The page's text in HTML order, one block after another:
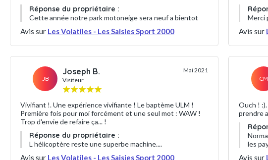
Réponse du propriétaire :
Cette année notre park motoneige sera neuf a bientot
Avis sur Les Volatiles - Les Saisies Sport 2000
JB
Joseph B.
Visiteur
Mai 2021
Vivifiant !. Une expérience vivifiante ! Le baptème ULM !
Première fois pour moi forcément et une seul mot : WAW !
Trop d'envie de refaire ça... !
Réponse du propriétaire :
L hélicoptère reste une superbe machine....
Avis sur Les Volatiles - Les Saisies Sport 2000
Merci
Avis sur
CM
Ouch !
prendre
les
Avis sur